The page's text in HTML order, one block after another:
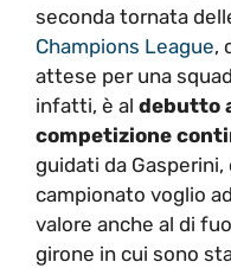
seconda tornata
Champions League,
attese per una
infatti, è al debutto
competizione
guidati da
campionato voglio
valore anche al di
girone in cui sono